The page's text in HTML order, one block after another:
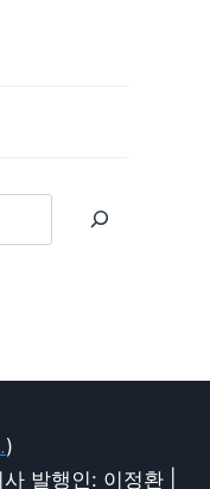
)
발행인: 이정환 |